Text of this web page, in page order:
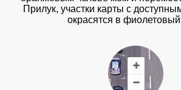
Прилук, участки карты с
окрасятся в фиолетовый